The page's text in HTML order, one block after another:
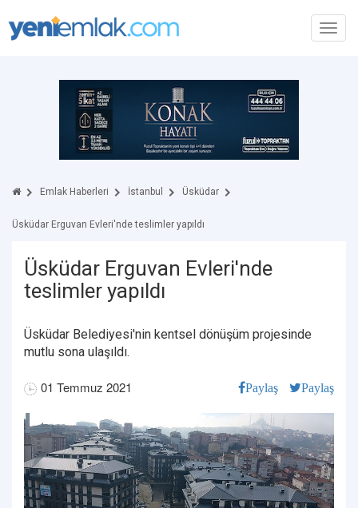
Emlak Haberleri İstanbul Üsküdar
Üsküdar Erguvan Evleri'nde teslimler yapıldı
Üsküdar Erguvan Evleri'nde
teslimler yapıldı
Üsküdar Belediyesi'nin kentsel dönüşüm projesinde
mutlu sona ulaşıldı.
01 Temmuz 2021 Paylaş Paylaş